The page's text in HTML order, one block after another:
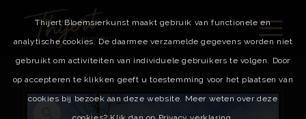
Thijert Bloemsierkunst maakt gebruik van functionele en
analytische cookies. De daarmee verzamelde gegevens worden niet
gebruikt om activiteiten van individuele gebruikers te volgen. Door
op accepteren te klikken geeft u toestemming voor het plaatsen van
cookies bij bezoek aan deze website. Meer weten over deze